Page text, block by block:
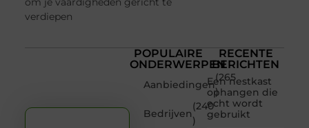
verdiepen
POPULAIRE
ONDERWERPEN
Aanbiedingen
(265
)
Bedrijven
(240
)
RECENTE
BERICHTEN
Een nestkast
ophangen die
echt wordt
gebruikt